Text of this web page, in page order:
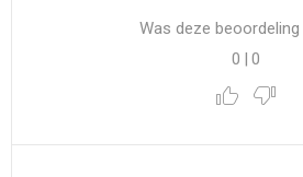
Was deze
0 | 0